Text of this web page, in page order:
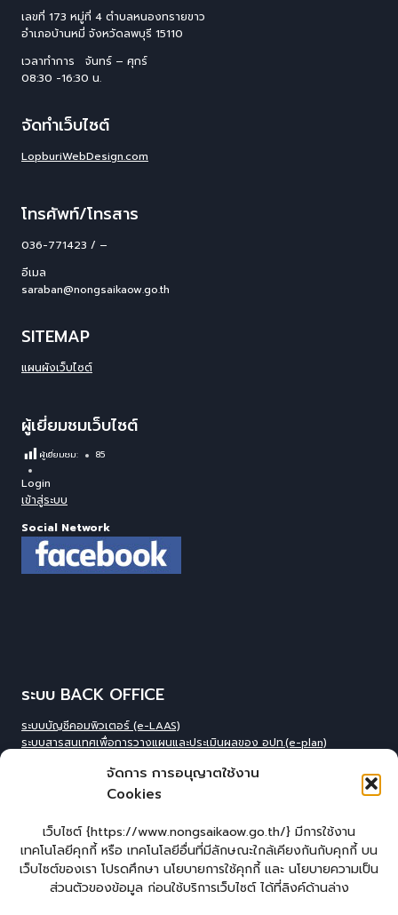
จัดการ การอนุญาตใช้งาน
Cookies
เว็บไซต์ {https://www.nongsaikaow.go.th/} มีการใช้งาน
เทคโนโลยีคุกกี้ หรือ เทคโนโลยีอื่นที่มีลักษณะใกล้เคียงกันกับคุกกี้ บน
เว็บไซต์ของเรา โปรดศึกษา นโยบายการใช้คุกกี้ และ นโยบายความเป็น
ส่วนตัวของข้อมูล ก่อนใช้บริการเว็บไซต์ ได้ที่ลิงค์ด้านล่าง
เลขที่ 173 หมู่ที่ 4 ตําบลหนองทรายขาว
อําเภอบ้านหมี่ จังหวัดลพบุรี 15110
เวลาทำการ จันทร์ – ศุกร์
08:30 -16:30 น.
จัดทำเว็บไซต์
LopburiWebDesign.com
โทรศัพท์/โทรสาร
036-771423 / –
อีเมล
saraban@nongsaikaow.go.th
SITEMAP
แผนผังเว็บไซต์
ผู้เยี่ยมชมเว็บไซต์
ผู้เยี่ยมชม: 85
Login
เข้าสู่ระบบ
Social Network
ระบบ BACK OFFICE
ระบบบัญชีคอมพิวเตอร์ (e-LAAS)
ระบบสารสนเทศเพื่อการวางแผนและประเมินผลของ อปท.(e-plan)
ระบบข้อมูลบุคลากรองค์กร(IHR)
ระบบสารสนเทศข้อมูล competincy ของบุคลากรทุกตำแหน่ง (กรอบอัตรา
ระบบสารสนเทศการจัดการฐานข้อมูลเบี้ยยังชีพขององค์กร
ปกครอง(welfare)
ระบบสารสนเทศทางการศีกษาท้องถิ่น(Lec)
ระบบข้อมูลสารสนเทศทางการศึกษาท้องถิ่น(SIS)
ระบบข้อมูลสารสนเทศทางการศึกษาท้องถิ่น ศูนย์พัฒนาเด็กเล็ก(CCIS)